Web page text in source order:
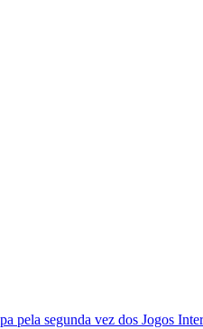
pela segunda vez dos Jogos